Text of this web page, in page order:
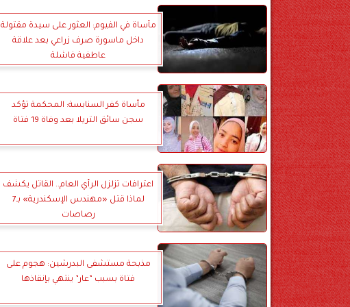
مأساة في الفيوم: العثور على سيدة مقتولة
داخل ماسورة صرف زراعي بعد علاقة
عاطفية فاشلة
مأساة كفر السنابسة: المحكمة تؤكد
سجن سائق التريلا بعد وفاة 19 فتاة
اعترافات تزلزل الرأي العام.. القاتل يكشف
لماذا قتل «مهندس الإسكندرية» بـ7
رصاصات
مذبحة مستشفى البدرشين: هجوم على
فتاة بسبب ”عار” ينتهي بإنقاذها